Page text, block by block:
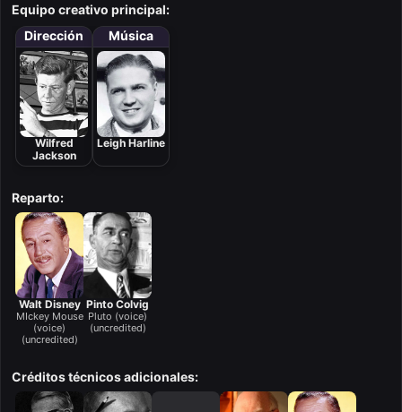
Equipo creativo principal:
Dirección
Wilfred
Jackson
Música
Leigh Harline
Reparto:
Walt Disney
MIckey Mouse
(voice)
(uncredited)
Pinto Colvig
Pluto (voice)
(uncredited)
Créditos técnicos adicionales: